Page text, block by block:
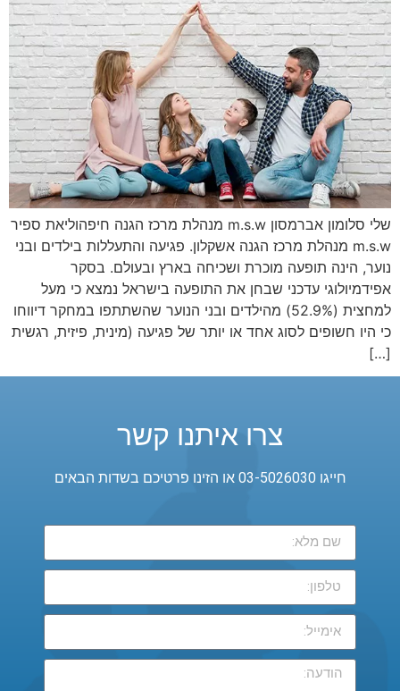
שלי סלומון אברמסון m.s.w מנהלת מרכז הגנה חיפהוליאת ספיר
m.s.w מנהלת מרכז הגנה אשקלון. פגיעה והתעללות בילדים ובני
הינה תופעה מוכרת ושכיחה בארץ ובעולם. בסקר
עדכני שבחן את התופעה בישראל נמצא כי מעל
למחצית (52.9%) מהילדים ובני הנוער שהשתתפו במחקר דיווחו
היו חשופים לסוג אחד או יותר של פגיעה (מינית, פיזית, רגשית
צרו איתנו קשר
חייגו 03-5026030 או הזינו פרטיכם בשדות הבאים